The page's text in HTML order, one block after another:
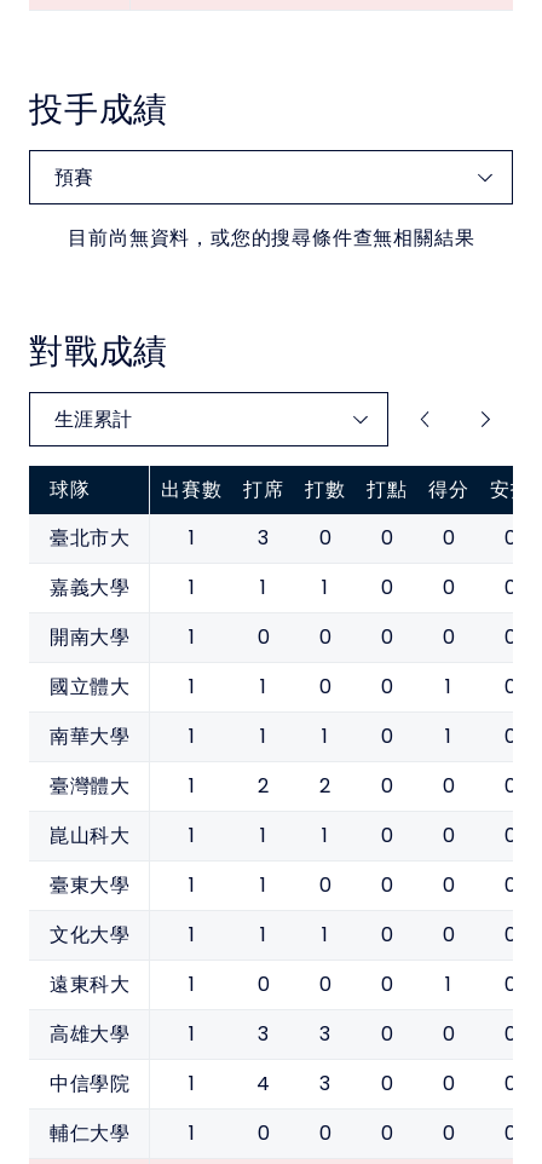
投手成績
目前尚無資料，或您的搜尋條件查無相關結果
對戰成績
球隊 出賽數 打席 打數 打點 得分
安打
臺北市大
1 3 0 0 0 0
嘉義大學 1 1 1 0 0 0
開南大學 1 0 0 0 0 0
國立體大 1 1 0 0 1 0
南華大學 1 1 1 0 1 0
臺灣體大 1 2 2 0 0 0
崑山科大 1 1 1 0 0 0
臺東大學 1 1 0 0 0 0
文化大學 1 1 1 0 0 0
遠東科大 1 0 0 0 1 0
高雄大學 1 3 3 0 0 0
中信學院 1 4 3 0 0 0
輔仁大學 1 0 0 0 0 0